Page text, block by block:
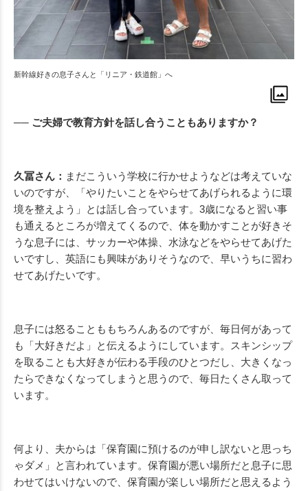
新幹線好きの息子さんと「リニア・鉄道館」へ
── ご夫婦で教育方針を話し合うこともありますか？
久冨さん： まだこういう学校に行かせようなどは考えていな
いのですが、「やりたいことをやらせてあげられるように環
境を整えよう」とは話し合っています。3歳になると習い事
も通えるところが増えてくるので、体を動かすことが好きそ
うな息子には、サッカーや体操、水泳などをやらせてあげた
いですし、英語にも興味がありそうなので、早いうちに習わ
せてあげたいです。
息子には怒ることももちろんあるのですが、毎日何があって
も「大好きだよ」と伝えるようにしています。スキンシップ
を取ることも大好きが伝わる手段のひとつだし、大きくなっ
たらできなくなってしまうと思うので、毎日たくさん取って
います。
何より、夫からは「保育園に預けるのが申し訳ないと思っち
ゃダメ」と言われています。保育園が悪い場所だと息子に思
わせてはいけないので、保育園が楽しい場所だと思えるよう